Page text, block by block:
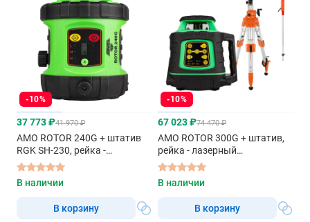
-10%
37 773 ₽41 970 ₽
AMO ROTOR 240G + штатив
RGK SH-230, рейка -
ротационный нивелир с
зеленым лучом
В наличии
В корзину
-10%
67 023 ₽74 470 ₽
AMO ROTOR 300G + штатив,
рейка - лазерный
ротационный нивелир с
зеленым лучом
В наличии
В корзину